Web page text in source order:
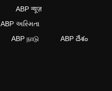
ABP न्यूज़
ABP અસ્મિતા
ABP நாடு ABP దేశం